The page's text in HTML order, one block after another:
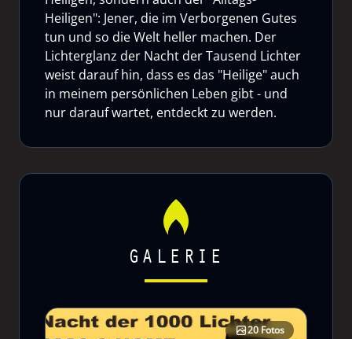
Heiligen": Jener, die im Verborgenen Gutes
tun und so die Welt heller machen. Der
Lichterglanz der Nacht der Tausend Lichter
weist darauf hin, dass es das "Heilige" auch
in meinem persönlichen Leben gibt - und
nur darauf wartet, entdeckt zu werden.
GALERIE
20 Fotos